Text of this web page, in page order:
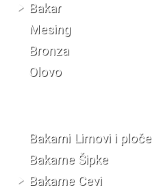
Bakar
Mesing
Bronza
Olovo
Bakarni Limovi i ploče
Bakarne Šipke
Bakarne Cevi